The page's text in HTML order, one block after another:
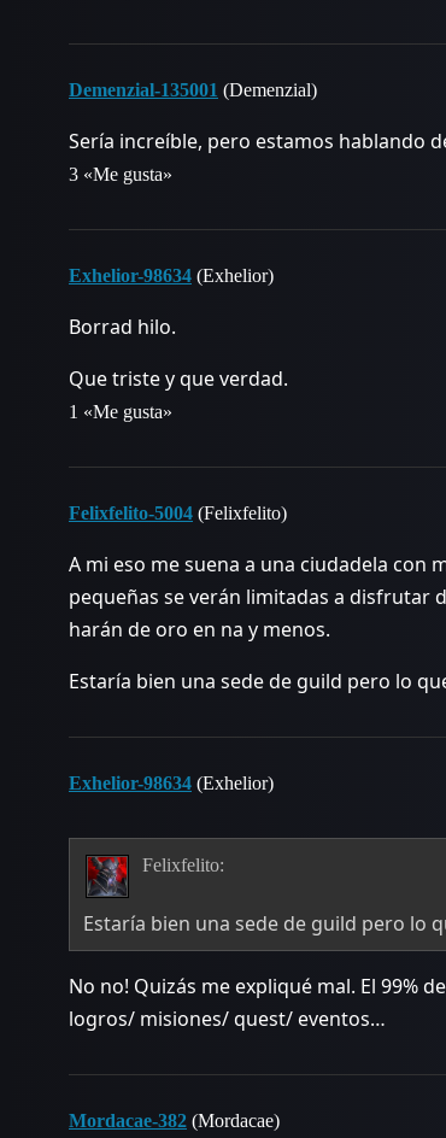
Demenzial-135001 (Demenzial)
Sería increíble, pero estamos hablando
3 «Me gusta»
Exhelior-98634 (Exhelior)
Borrad hilo.
Que triste y que verdad.
1 «Me gusta»
Felixfelito-5004 (Felixfelito)
A mi eso me suena a una ciudadela con
pequeñas se verán limitadas a disfrutar
harán de oro en na y menos.
Estaría bien una sede de guild pero lo
Exhelior-98634 (Exhelior)
Felixfelito:
Estaría bien una sede de guild pero lo
No no! Quizás me expliqué mal. El 99%
logros/ misiones/ quest/ eventos…
Mordacae-382 (Mordacae)